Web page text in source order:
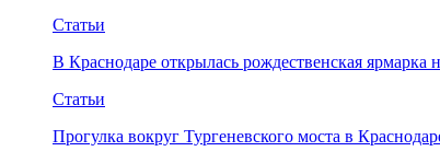
Статьи
В Краснодаре открылась рождественская
Статьи
Прогулка вокруг Тургеневского моста в